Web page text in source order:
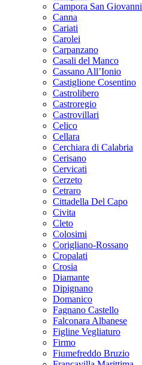
Campora San Giovanni
Canna
Cariati
Carolei
Carpanzano
Casali del Manco
Cassano All’Ionio
Castiglione Cosentino
Castrolibero
Castroregio
Castrovillari
Celico
Cellara
Cerchiara di Calabria
Cerisano
Cervicati
Cerzeto
Cetraro
Cittadella Del Capo
Civita
Cleto
Colosimi
Corigliano-Rossano
Cropalati
Crosia
Diamante
Dipignano
Domanico
Fagnano Castello
Falconara Albanese
Figline Vegliaturo
Firmo
Fiumefreddo Bruzio